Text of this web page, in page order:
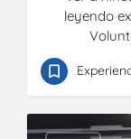
leyendo